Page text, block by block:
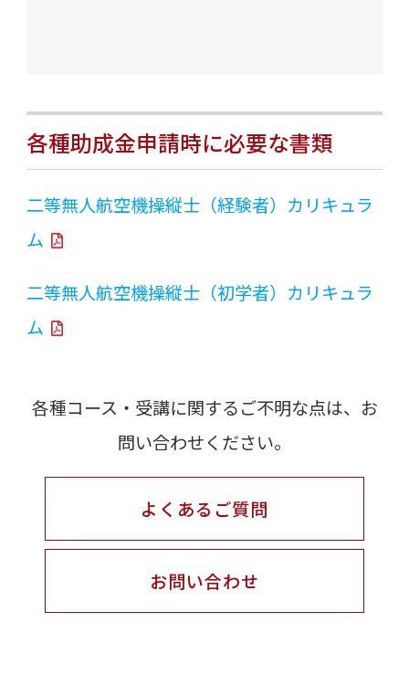
各種助成金申請時に必要な書類
二等無人航空機操縦士（経験者）カリキュラ
ム
二等無人航空機操縦士（初学者）カリキュラ
ム
各種コース・受講に関するご不明な点は、お
問い合わせください。
よくあるご質問
お問い合わせ